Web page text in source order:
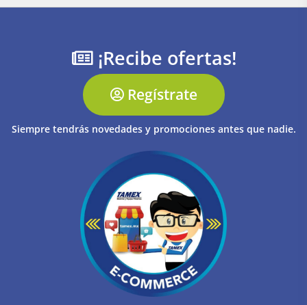
¡Recibe ofertas!
Regístrate
Siempre tendrás novedades y promociones antes que nadie.